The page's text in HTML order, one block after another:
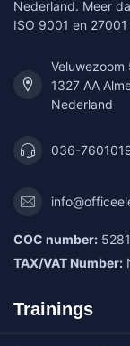
Nederland. Meer
ISO 9001 en
Veluwezoom
1327 AA
Nederland
036-
COC number:
TAX/VAT Number:
Trainings